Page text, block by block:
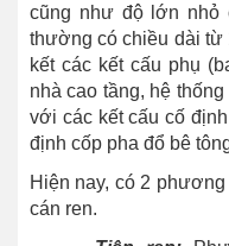
cũng như độ lớn nhỏ
thường có chiều dài từ
kết các kết cấu phụ
nhà cao tầng, hệ
với các kết cấu cố
định cốp pha đổ bê
Hiện nay, có 2
cán ren.